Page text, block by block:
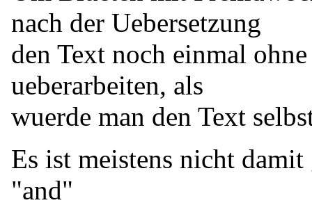
nach der Uebersetzung
den Text noch einmal
ueberarbeiten, als
wuerde man den Text
Es ist meistens nicht
"and"